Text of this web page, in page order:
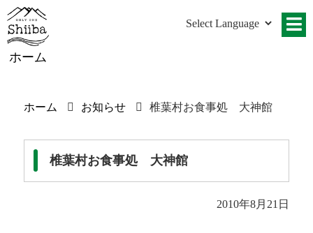
ホーム
ホーム お知らせ 椎葉村お食事処 大神館
椎葉村お食事処 大神館
2010年8月21日